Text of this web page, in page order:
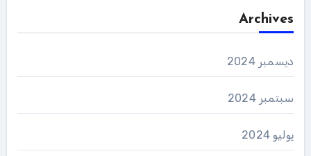
Archives
ديسمبر 2024
سبتمبر 2024
يوليو 2024